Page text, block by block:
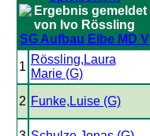
SG Aufbau Elbe MD V
1
Rössling,Laura
Marie (G)
2 Funke,Luise (G)